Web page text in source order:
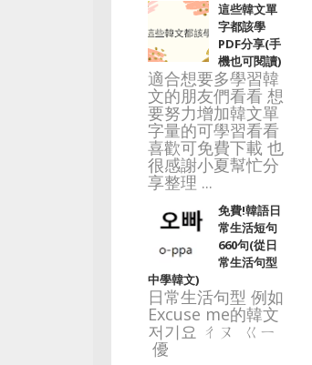
這些韓文單
字都該學
PDF分享(手
機也可閱讀)
適合想要多學習韓
文的朋友們看看 想
要努力增加韓文單
字量的可學習看看
喜歡可免費下載 也
很感謝小夏幫忙分
享整理 ...
免費!韓語日
常生活短句
660句(從日
常生活句型
中學韓文)
日常生活句型 例如
Excuse me的韓文
저기요 ㄔㄡ ㄍㄧ
優